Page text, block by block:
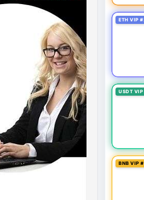
ETH VIP
USDT
BNB VIP